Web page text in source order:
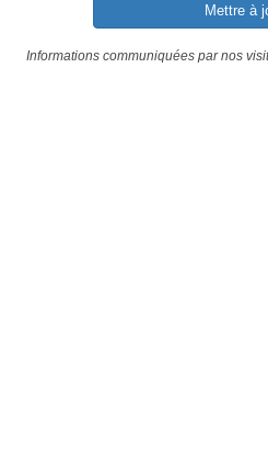
Mettre à
Informations communiquées par nos